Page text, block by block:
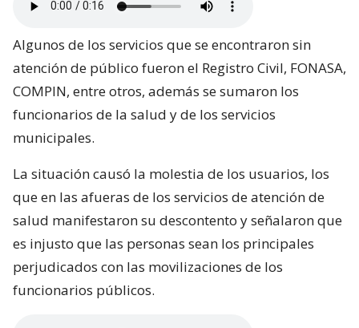
Algunos de los servicios que se encontraron sin
atención de público fueron el Registro Civil, FONASA,
COMPIN, entre otros, además se sumaron los
funcionarios de la salud y de los servicios
municipales.
La situación causó la molestia de los usuarios, los
que en las afueras de los servicios de atención de
salud manifestaron su descontento y señalaron que
es injusto que las personas sean los principales
perjudicados con las movilizaciones de los
funcionarios públicos.